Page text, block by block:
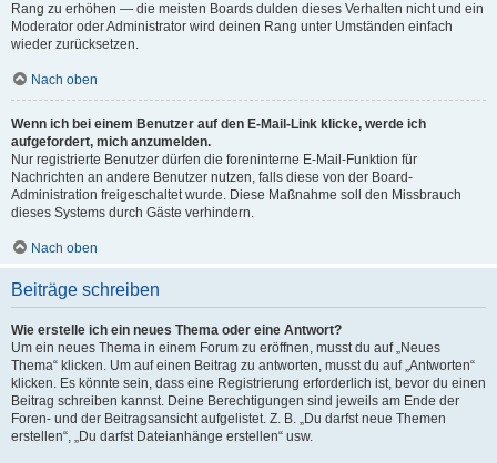
Rang zu erhöhen — die meisten Boards dulden dieses Verhalten nicht und ein
Moderator oder Administrator wird deinen Rang unter Umständen einfach
wieder zurücksetzen.
Nach oben
Wenn ich bei einem Benutzer auf den E-Mail-Link klicke, werde ich
aufgefordert, mich anzumelden.
Nur registrierte Benutzer dürfen die foreninterne E-Mail-Funktion für
Nachrichten an andere Benutzer nutzen, falls diese von der Board-
Administration freigeschaltet wurde. Diese Maßnahme soll den Missbrauch
dieses Systems durch Gäste verhindern.
Nach oben
Beiträge schreiben
Wie erstelle ich ein neues Thema oder eine Antwort?
Um ein neues Thema in einem Forum zu eröffnen, musst du auf „Neues
Thema“ klicken. Um auf einen Beitrag zu antworten, musst du auf „Antworten“
klicken. Es könnte sein, dass eine Registrierung erforderlich ist, bevor du einen
Beitrag schreiben kannst. Deine Berechtigungen sind jeweils am Ende der
Foren- und der Beitragsansicht aufgelistet. Z. B. „Du darfst neue Themen
erstellen“, „Du darfst Dateianhänge erstellen“ usw.